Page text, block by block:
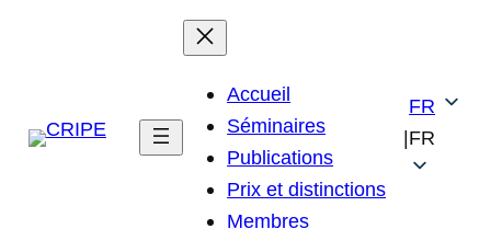
Accueil
Séminaires
Publications
Prix et distinctions
Membres
|
FR
FR